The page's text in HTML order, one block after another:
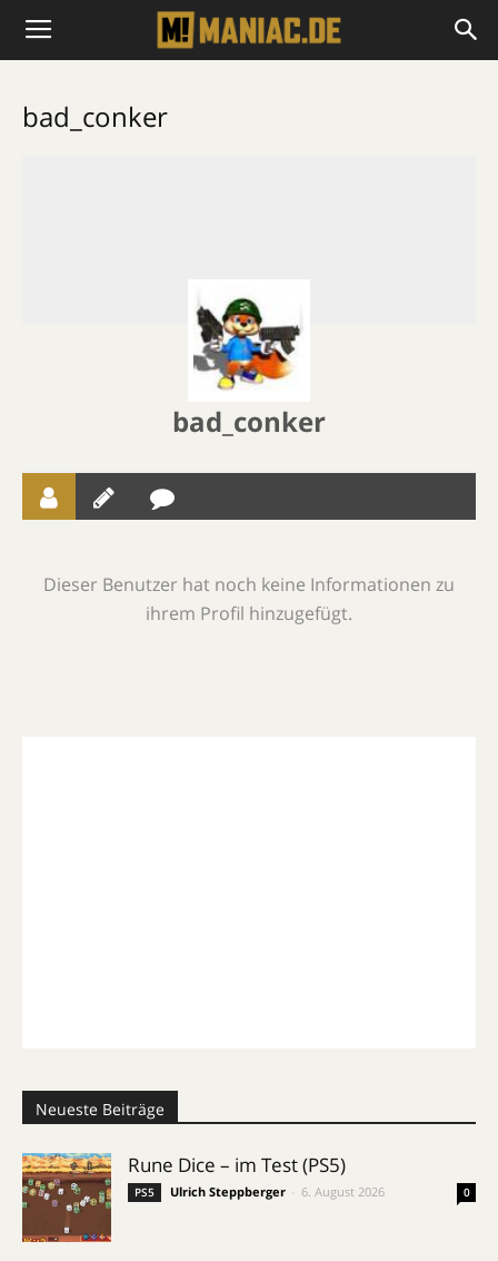
bad_conker
bad_conker
Dieser Benutzer hat noch keine Informationen zu
ihrem Profil hinzugefügt.
Neueste Beiträge
Rune Dice – im Test (PS5)
PS5 Ulrich Steppberger 6. August 2026 0